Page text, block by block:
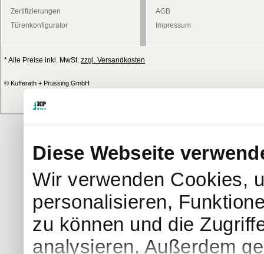
Diese Webseite
Wir verwenden Cookies,
personalisieren,
zu können und die
analysieren. Außerdem
Zertifizierungen
Türenkonfigurator
AGB
Impressum
* Alle Preise inkl. MwSt. zzgl. Versandkosten
© Kufferath + Prüssing GmbH